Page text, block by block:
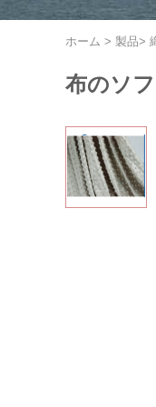
ホーム > 製品>
布のソ